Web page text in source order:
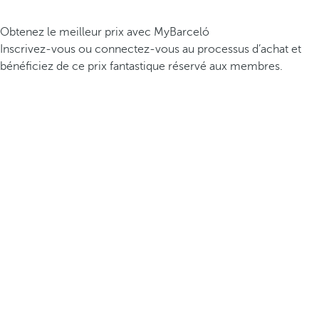
Obtenez le meilleur prix avec MyBarceló
Inscrivez-vous ou connectez-vous au processus d’achat et
bénéficiez de ce prix fantastique réservé aux membres.